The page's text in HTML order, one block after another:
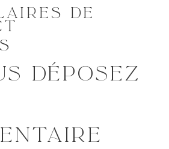
DE
DÉPOSEZ